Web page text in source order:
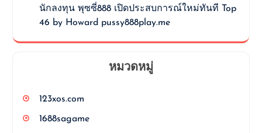
นักลงทุน พุซซี่888 เปิดประสบการณ์ใหม่ทันที Top
46 by Howard pussy888play.me
หมวดหมู่
123xos.com
1688sagame